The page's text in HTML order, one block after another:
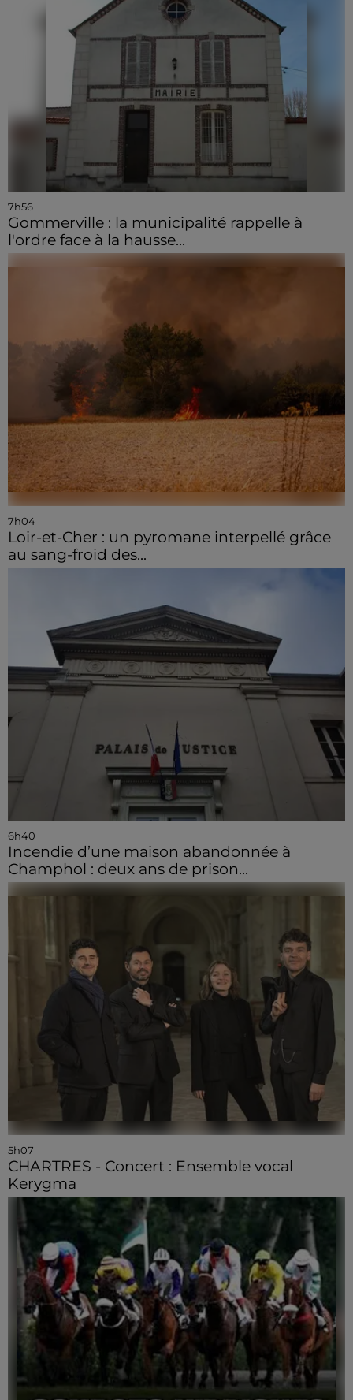
7h56
Gommerville : la municipalité rappelle à
l'ordre face à la hausse...
7h04
Loir-et-Cher : un pyromane interpellé grâce
au sang-froid des...
6h40
Incendie d’une maison abandonnée à
Champhol : deux ans de prison...
5h07
CHARTRES - Concert : Ensemble vocal
Kerygma